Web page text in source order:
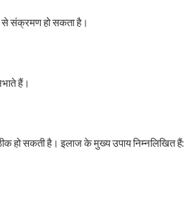
से संक्रमण हो सकता है।
हैं।
हो सकती है। इलाज के मुख्य उपाय निम्नलिखित हैं: